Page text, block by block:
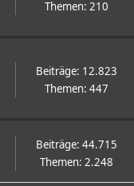
Themen: 210
Beiträge: 12.823
Themen: 447
Beiträge: 44.715
Themen: 2.248